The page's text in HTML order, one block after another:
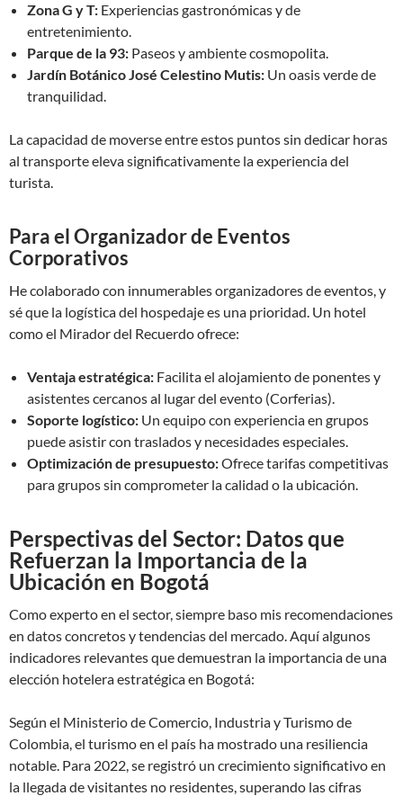
Zona G y T: Experiencias gastronómicas y de
entretenimiento.
Parque de la 93: Paseos y ambiente cosmopolita.
Jardín Botánico José Celestino Mutis: Un oasis verde de
tranquilidad.
La capacidad de moverse entre estos puntos sin dedicar horas
al transporte eleva significativamente la experiencia del
turista.
Para el Organizador de Eventos
Corporativos
He colaborado con innumerables organizadores de eventos, y
sé que la logística del hospedaje es una prioridad. Un hotel
como el Mirador del Recuerdo ofrece:
Ventaja estratégica: Facilita el alojamiento de ponentes y
asistentes cercanos al lugar del evento (Corferias).
Soporte logístico: Un equipo con experiencia en grupos
puede asistir con traslados y necesidades especiales.
Optimización de presupuesto:Ofrece tarifas competitivas
para grupos sin comprometer la calidad o la ubicación.
Perspectivas del Sector: Datos que
Refuerzan la Importancia de la
Ubicación en Bogotá
Como experto en el sector, siempre baso mis recomendaciones
en datos concretos y tendencias del mercado. Aquí algunos
indicadores relevantes que demuestran la importancia de una
elección hotelera estratégica en Bogotá:
Según el Ministerio de Comercio, Industria y Turismo de
Colombia, el turismo en el país ha mostrado una resiliencia
notable. Para 2022, se registró un crecimiento significativo en
la llegada de visitantes no residentes, superando las cifras